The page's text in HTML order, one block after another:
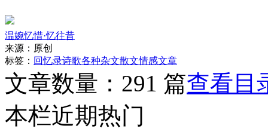
温婉忆惜·忆往昔
来源： 原创
标签： 回忆录诗歌各种杂文散文情感文章
文章数量： 291 篇查看目
本栏近期热门